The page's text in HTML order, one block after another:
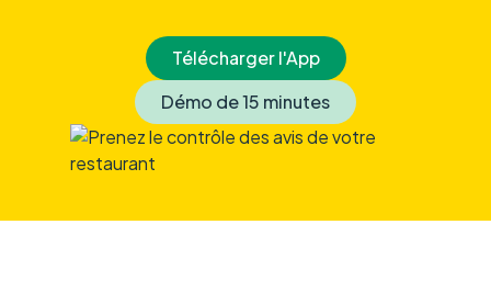
Télécharger l'App
Démo de 15 minutes